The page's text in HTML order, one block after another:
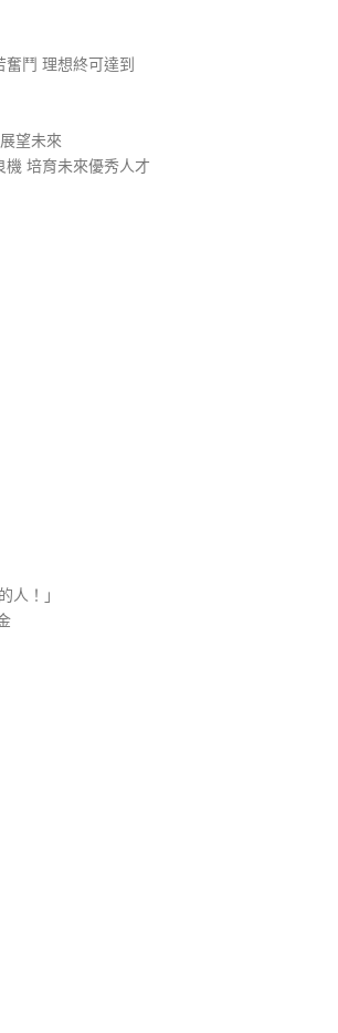
鬥 理想終可達到
望未來
機 培育未來優秀人才
人！」